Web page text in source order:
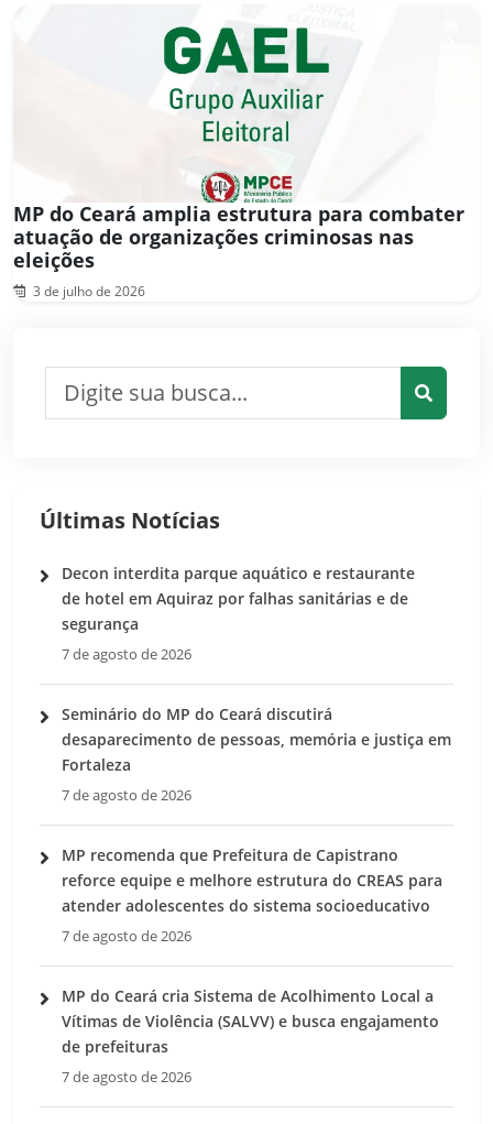
MP do Ceará amplia estrutura para combater
atuação de organizações criminosas nas
eleições
3 de julho de 2026
Últimas Notícias
Decon interdita parque aquático e restaurante
de hotel em Aquiraz por falhas sanitárias e de
segurança
7 de agosto de 2026
Seminário do MP do Ceará discutirá
desaparecimento de pessoas, memória e justiça em
Fortaleza
7 de agosto de 2026
MP recomenda que Prefeitura de Capistrano
reforce equipe e melhore estrutura do CREAS para
atender adolescentes do sistema socioeducativo
7 de agosto de 2026
MP do Ceará cria Sistema de Acolhimento Local a
Vítimas de Violência (SALVV) e busca engajamento
de prefeituras
7 de agosto de 2026